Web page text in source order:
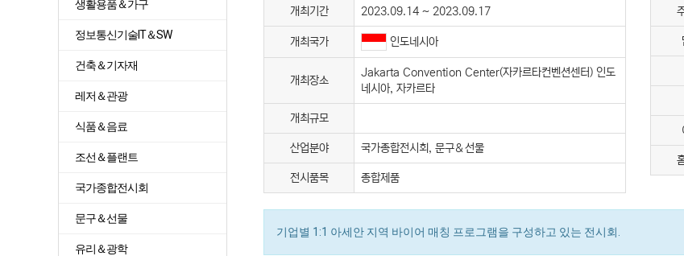
개최기간
2023.09.14 ~ 2023.09.17
개최국가 인도네시아
개최장소
Jakarta Convention Center(자카르타컨벤션센터) 인도
네시아, 자카르타
개최규모
산업분야 국가종합전시회, 문구＆선물
전시품목 종합제품
기업별 1:1 아세안 지역 바이어 매칭 프로그램을 구성하고 있는 전시회.
생활용품＆가구
정보통신기술IT＆SW
건축＆기자재
레저＆관광
식품＆음료
조선＆플랜트
국가종합전시회
문구＆선물
유리＆광학